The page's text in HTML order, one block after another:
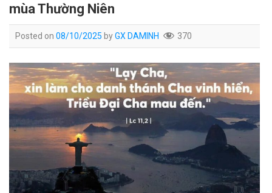
mùa Thường Niên
Posted on 08/10/2025 byGX DAMINH 370